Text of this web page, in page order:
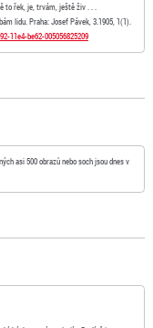
to řek, je, trvám, ještě živ . . .
lidu. Praha: Josef Pávek, 3.1905, 1(1).
11e4-be62-005056825209
asi 500 obrazů nebo soch jsou dnes v